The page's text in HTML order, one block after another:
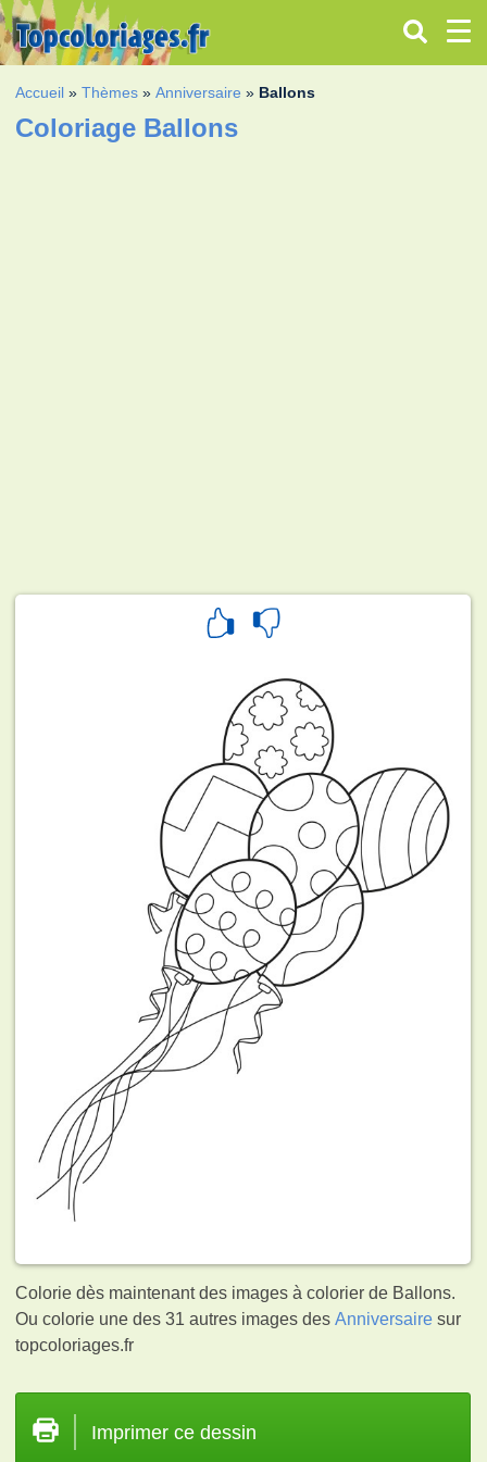
Accueil »Thèmes »Anniversaire » Ballons
Coloriage Ballons
Colorie dès maintenant des images à colorier de Ballons.
Ou colorie une des 31 autres images desAnniversaire sur
topcoloriages.fr
Imprimer ce dessin